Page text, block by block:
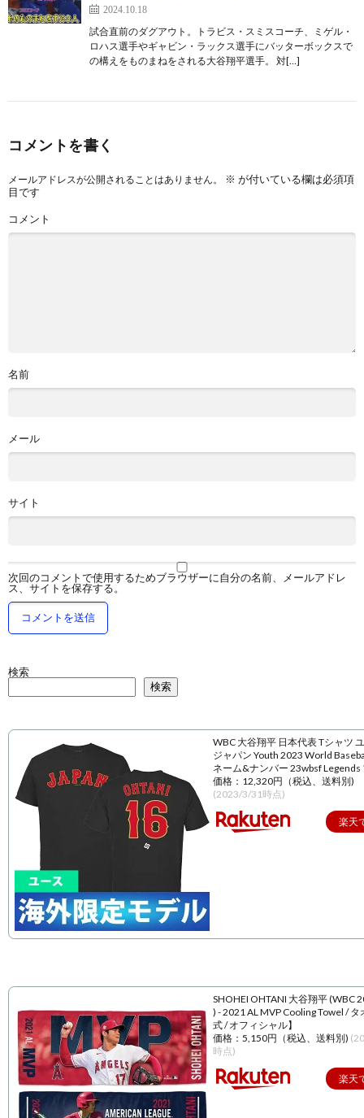
2024.10.18
試合直前のダグアウト。トラビス・スミスコーチ、ミゲル・
ロハス選手やギャビン・ラックス選手にバッターボックスで
の構えをものまねをされる大谷翔平選手。 対[…]
コメントを書く
メールアドレスが公開されることはありません。 ※ が付いている欄は必須項
目です
コメント
名前
メール
サイト
次回のコメントで使用するためブラウザーに自分の名前、メールアドレ
ス、サイトを保存する。
検索
検索
WBC 大谷翔平 日本代表 Tシャツ
ジャパン Youth 2023 World
ネーム&ナンバー 23wbsf Legends
価格：12,320円（税込、送料別)
(2023/3/31時点)
楽天
SHOHEI OHTANI 大谷翔平 (WBC
) - 2021 AL MVP Cooling Towel / タ
式 / オフィシャル】
価格：5,150円（税込、送料別)
時点)
楽天